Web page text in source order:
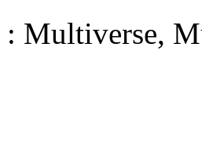
: Multiverse,